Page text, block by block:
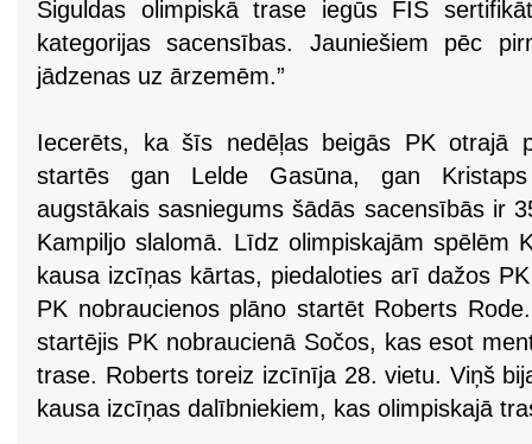
Siguldas olimpiskā trase iegūs FIS
kategorijas sacensības. Jauniešiem pēc
jādzenas uz ārzemēm.”
Iecerēts, ka šīs nedēļas beigās PK otrajā
startēs gan Lelde Gasūna, gan
augstākais sasniegums šādās sacensībās ir
Kampiljo slalomā. Līdz olimpiskajām spēlēm
kausa izcīņas kārtas, piedaloties arī dažos
PK nobraucienos plāno startēt Roberts
startējis PK nobraucienā Sočos, kas esot
trase. Roberts toreiz izcīnīja 28. vietu. Viņš
kausa izcīņas dalībniekiem, kas olimpiskajā